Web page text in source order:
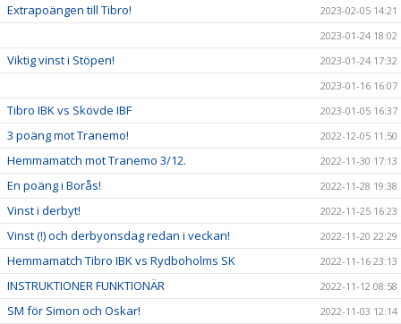
Extrapoängen till Tibro!
2023-02-05 14:21
2023-01-24 18:02
Viktig vinst i Stöpen!
2023-01-24 17:32
2023-01-16 16:07
Tibro IBK vs Skövde IBF 2023-01-05 16:37
3 poäng mot Tranemo! 2022-12-05 11:50
Hemmamatch mot Tranemo 3/12. 2022-11-30 17:13
En poäng i Borås! 2022-11-28 19:38
Vinst i derbyt! 2022-11-25 16:23
Vinst (!) och derbyonsdag redan i veckan! 2022-11-20 22:29
Hemmamatch Tibro IBK vs Rydboholms SK 2022-11-16 23:13
INSTRUKTIONER FUNKTIONÄR 2022-11-12 08:58
SM för Simon och Oskar! 2022-11-03 12:14